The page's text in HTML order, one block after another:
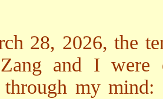
28, 2026, the
and I were
through my